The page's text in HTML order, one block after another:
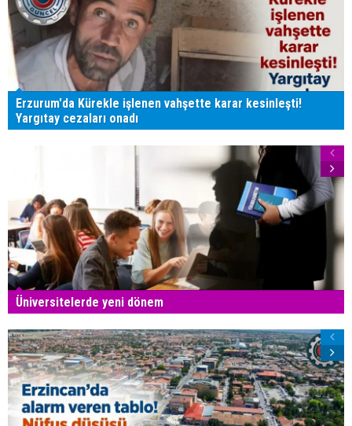
Erzurum'da Kürekle işlenen vahşette karar kesinleşti!
Yargıtay cezaları onadı
Üniversitelerde yeni dönem